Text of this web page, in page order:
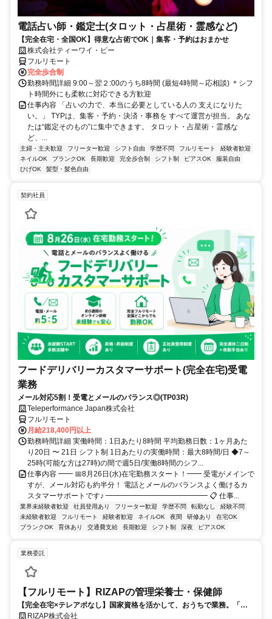
電話占い師・鑑定士(タロット・占星術・霊感など)
【完全在宅・全国OK】得意な占術でOK｜集客・予約はおまかせ
株式会社ティーワイ・ピー
フルリモート
完全歩合制
勤務時間詳細 9:00～翌２:00のうち8時間 (最短4時間～応相談) ＊シフ
ト時間外にも柔軟に対応できる方歓迎
仕事内容 「占いの力で、本当に必要としている人の 支えになりた
い。」 TYPは、集客・予約・決済・事務を すべて運営が担当。 あな
たは“鑑定そのもの”に集中できます。 タロット・占星術・霊感な
ど、...
主婦・主夫歓迎 フリーター歓迎 シフト自由 学歴不問 フルリモート
経験者歓迎
ネイルOK
ブランクOK 長期歓迎 完全歩合制 シフト制 ピアスOK
服装自由
ひげOK
髪型・髪色自由
契約社員
フードデリバリーカスタマーサポート(完全在宅)受電
業務
メール対応5割！受電とメールのバランス◎(TP03R)
Teleperformance Japan株式会社
フルリモート
月給218,400円以上
勤務時間詳細 実働時間：1日あたり8時間 平均勤務日数：1ヶ月あた
り20日 〜 21日 シフト制 1日あたりの実働時間：最大8時間/日 ◆7～
25時(可能な方は27時)の間で週5日/実働8時間のシフ...
仕事内容 ━━ 📅8月26日(水)在宅勤務スタート！━━ 受電がメインで
すが、メール対応も約半分！ 電話とメールのバランスよく働けるカ
スタマーサポートです♪ ━━━━━━━━━━━━━━ 📋 仕事...
業界未経験者歓迎 社員登用あり フリーター歓迎 学歴不問 転勤なし
経験不問
未経験者歓迎
フルリモート 経験者歓迎 ネイルOK 夜間 研修あり
在宅OK
ブランクOK
育休あり 交通費支給 長期歓迎 シフト制 深夜 ピアスOK
業務委託
【フルリモート】RIZAPの管理栄養士・保健師
【完全在宅×テレアポなし】国家資格を活かして、おうちで業務。「も
う一つの安心」を。主婦・Wワーカー活躍中！「平日の日中だけ」「夕
RIZAP株式会社